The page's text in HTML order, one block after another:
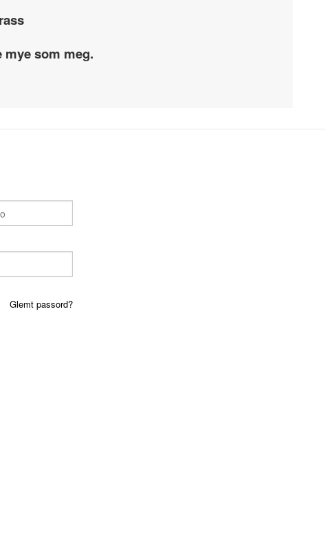
mye som meg.
Glemt passord?